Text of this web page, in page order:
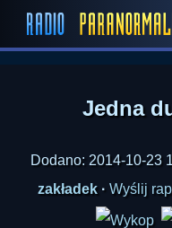
Jedna
Dodano: 2014-10-23
zakładek · Wyślij